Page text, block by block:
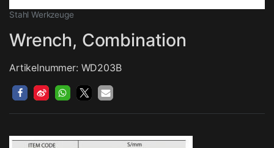
Stahl Werkzeuge
Wrench, Combination
Artikelnummer: WD203B